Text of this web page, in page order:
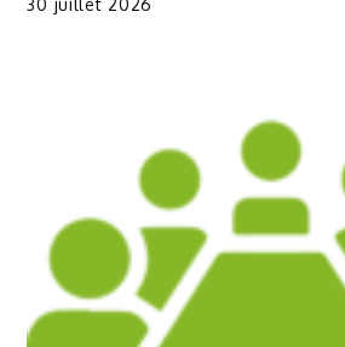
30 juillet 2026